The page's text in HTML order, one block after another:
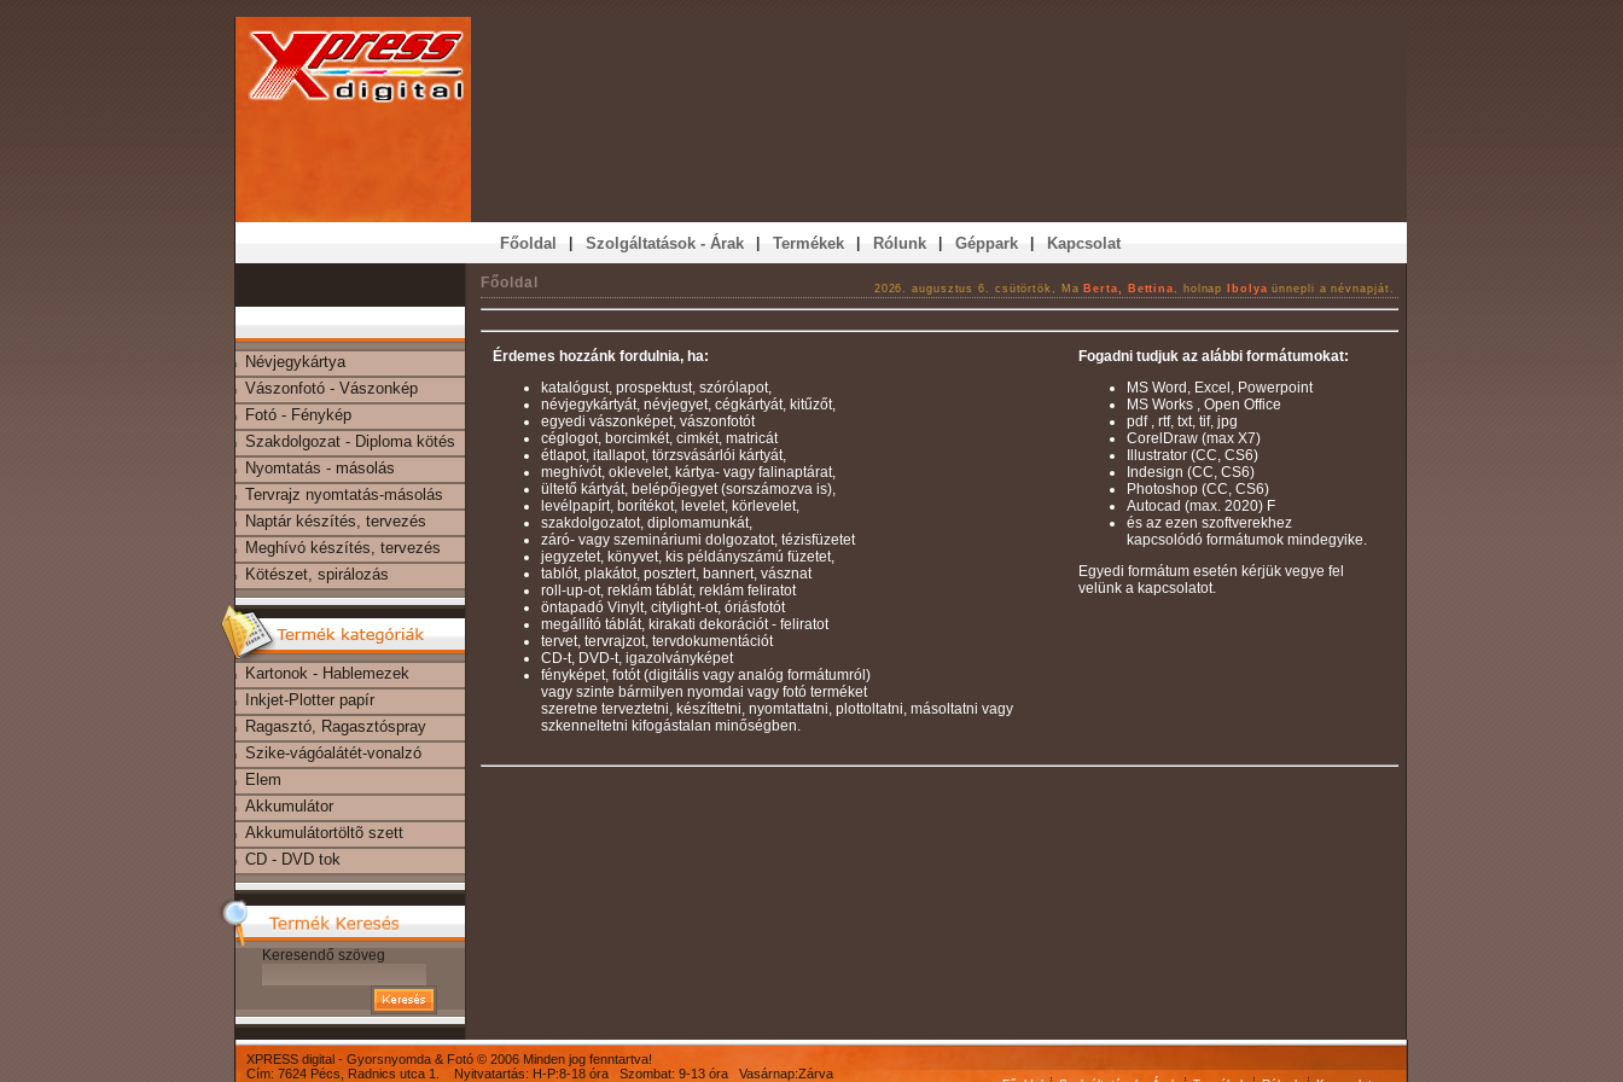
Főoldal | Szolgáltatások - Árak | Termékek | Rólunk | Géppark | Kapcsolat
Névjegykártya
Vászonfotó - Vászonkép
Fotó - Fénykép
Szakdolgozat - Diploma kötés
Nyomtatás - másolás
Tervrajz nyomtatás-másolás
Naptár készítés, tervezés
Meghívó készítés, tervezés
Kötészet, spirálozás
Kartonok - Hablemezek
Inkjet-Plotter papír
Ragasztó, Ragasztóspray
Szike-vágóalátét-vonalzó
Elem
Akkumulátor
Akkumulátortöltõ szett
CD - DVD tok
Keresendő szöveg
Főoldal 2026. augusztus 6. csütörtök, Ma Berta, Bettina , holnap Ibolya ünnepli a névnapját.
Érdemes hozzánk fordulnia, ha:
katalógust, prospektust, szórólapot,
névjegykártyát, névjegyet, cégkártyát, kitűzőt,
egyedi vászonképet, vászonfotót
céglogot, borcimkét, cimkét, matricát
étlapot, itallapot, törzsvásárlói kártyát,
meghívót, oklevelet, kártya- vagy falinaptárat,
ültető kártyát, belépőjegyet (sorszámozva is),
levélpapírt, borítékot, levelet, körlevelet,
szakdolgozatot, diplomamunkát,
záró- vagy szemináriumi dolgozatot, tézisfüzetet
jegyzetet, könyvet, kis példányszámú füzetet,
tablót, plakátot, posztert, bannert, vásznat
roll-up-ot, reklám táblát, reklám feliratot
öntapadó Vinylt, citylight-ot, óriásfotót
megállító táblát, kirakati dekorációt - feliratot
tervet, tervrajzot, tervdokumentációt
CD-t, DVD-t, igazolványképet
fényképet, fotót (digitális vagy analóg formátumról)
vagy szinte bármilyen nyomdai vagy fotó terméket
szeretne terveztetni, készíttetni, nyomtattatni, plottoltatni, másoltatni vagy
szkenneltetni kifogástalan minőségben.
Fogadni tudjuk az alábbi formátumokat:
MS Word, Excel, Powerpoint
MS Works , Open Office
pdf , rtf, txt, tif, jpg
CorelDraw (max X7)
Illustrator (CC, CS6)
Indesign (CC, CS6)
Photoshop (CC, CS6)
Autocad (max. 2020) F
és az ezen szoftverekhez
kapcsolódó formátumok mindegyike.
Egyedi formátum esetén kérjük vegye fel
velünk a kapcsolatot.
XPRESS digital - Gyorsnyomda & Fotó © 2006 Minden jog fenntartva!
Cím: 7624 Pécs, Radnics utca 1. Nyitvatartás: H-P:8-18 óra Szombat: 9-13 óra Vasárnap:Zárva